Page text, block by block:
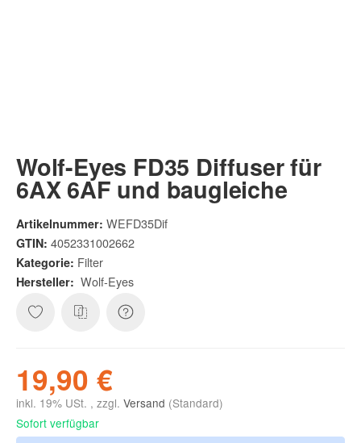
Wolf-Eyes FD35 Diffuser für
6AX 6AF und baugleiche
Artikelnummer: WEFD35Dif
GTIN: 4052331002662
Kategorie: Filter
Hersteller: Wolf-Eyes
19,90 €
inkl. 19% USt. , zzgl. Versand (Standard)
Sofort verfügbar